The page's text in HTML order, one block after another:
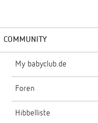
COMMUNITY
My babyclub.de
Foren
Hibbelliste